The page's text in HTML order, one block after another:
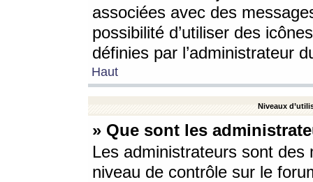
associées avec des
possibilité d’utiliser des
définies par l’administrateur
Haut
Niveaux
» Que sont les
Les administrateurs sont
niveau de contrôle sur le